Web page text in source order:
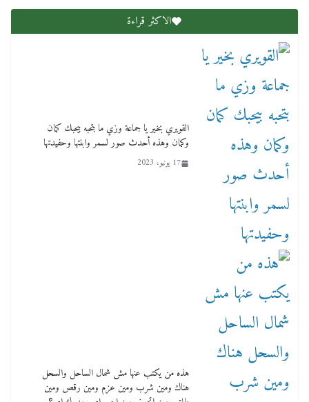
السنوي يعلن لدينا 700 الف عميل
5 مارس، 2026
الاكثر قراءة
القويري بخير يا جماعة وزي ما بتحبه بيحبك كمان
وكمان وهذه أحدث صور لسمر وابنتها وحفيدتها
17 يونيو، 2023
هذه من يكتب عنها مش شمال الساحل والسحل
هناك ومين شرب ومين عزم ومين رقص ومين